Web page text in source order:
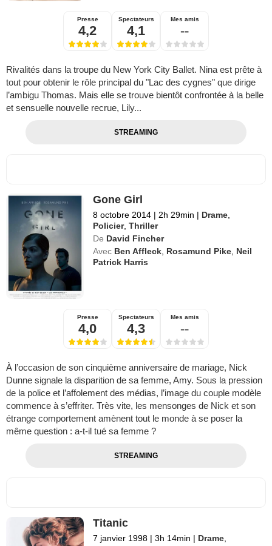
Presse
4,2
Spectateurs
4,1
Mes amis
--
Rivalités dans la troupe du New York City Ballet. Nina est prête à
tout pour obtenir le rôle principal du "Lac des cygnes" que dirige
l’ambigu Thomas. Mais elle se trouve bientôt confrontée à la belle
et sensuelle nouvelle recrue, Lily...
STREAMING
Gone Girl
8 octobre 2014 | 2h 29min | Drame
Policier,Thriller
De David Fincher
Avec Ben Affleck Rosamund Pike Neil
Patrick Harris
Presse
4,0
Spectateurs
4,3
Mes amis
--
À l’occasion de son cinquième anniversaire de mariage, Nick
Dunne signale la disparition de sa femme, Amy. Sous la pression
de la police et l’affolement des médias, l’image du couple modèle
commence à s’effriter. Très vite, les mensonges de Nick et son
étrange comportement amènent tout le monde à se poser la
même question : a-t-il tué sa femme ?
STREAMING
Titanic
7 janvier 1998 | 3h 14min | Drame